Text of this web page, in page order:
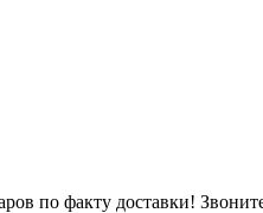
по факту доставки!